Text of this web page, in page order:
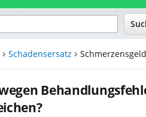
Schadensersatz